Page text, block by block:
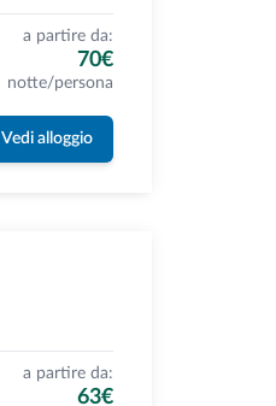
a partire da:
70€
notte/persona
Vedi alloggio
a partire da:
63€